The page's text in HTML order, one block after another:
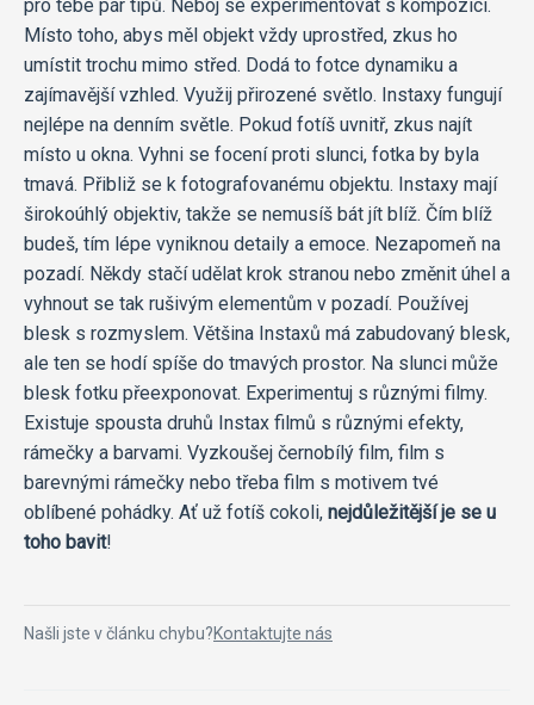
pro tebe pár tipů. Neboj se experimentovat s kompozicí.
Místo toho, abys měl objekt vždy uprostřed, zkus ho
umístit trochu mimo střed. Dodá to fotce dynamiku a
zajímavější vzhled. Využij přirozené světlo. Instaxy fungují
nejlépe na denním světle. Pokud fotíš uvnitř, zkus najít
místo u okna. Vyhni se focení proti slunci, fotka by byla
tmavá. Přibliž se k fotografovanému objektu. Instaxy mají
širokoúhlý objektiv, takže se nemusíš bát jít blíž. Čím blíž
budeš, tím lépe vyniknou detaily a emoce. Nezapomeň na
pozadí. Někdy stačí udělat krok stranou nebo změnit úhel a
vyhnout se tak rušivým elementům v pozadí. Používej
blesk s rozmyslem. Většina Instaxů má zabudovaný blesk,
ale ten se hodí spíše do tmavých prostor. Na slunci může
blesk fotku přeexponovat. Experimentuj s různými filmy.
Existuje spousta druhů Instax filmů s různými efekty,
rámečky a barvami. Vyzkoušej černobílý film, film s
barevnými rámečky nebo třeba film s motivem tvé
oblíbené pohádky. Ať už fotíš cokoli, nejdůležitější je se u
toho bavit!
Našli jste v článku chybu?Kontaktujte nás